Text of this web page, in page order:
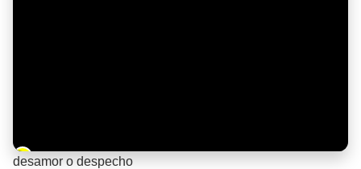
Barra de progreso de la reproducción
desamor o despecho